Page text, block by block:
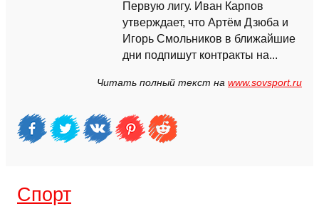
Первую лигу. Иван Карпов
утверждает, что Артём Дзюба и
Игорь Смольников в ближайшие
дни подпишут контракты на...
Читать полный текст на www.sovsport.ru
Спорт